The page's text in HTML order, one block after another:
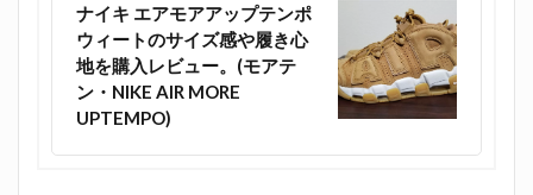
ナイキ エアモアアップテンポ
ウィートのサイズ感や履き心
地を購入レビュー。(モアテ
ン・NIKE AIR MORE
UPTEMPO)